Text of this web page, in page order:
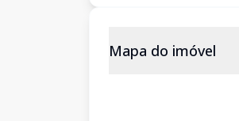
Mapa do imóvel